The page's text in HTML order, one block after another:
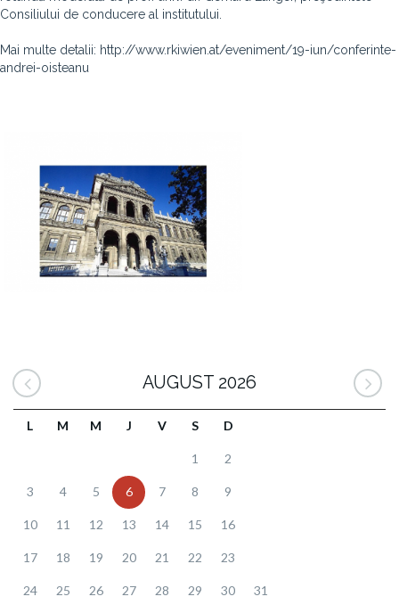
Consiliului de conducere al institutului.
Mai multe detalii: http://www.rkiwien.at/eveniment/19-iun/conferinte-
andrei-oisteanu
AUGUST 2026
L M M J V S D
1 2
3 4 5 6 7 8 9
10 11 12 13 14 15 16
17 18 19 20 21 22 23
24 25 26 27 28 29 30 31